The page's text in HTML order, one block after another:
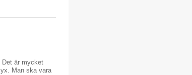
Det är mycket
Man ska vara